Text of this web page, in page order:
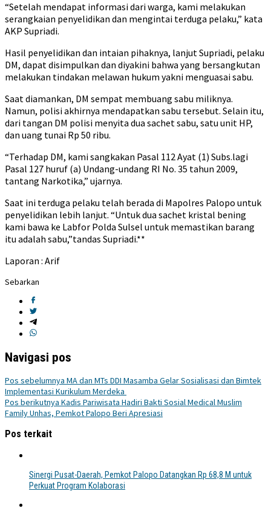
“Setelah mendapat informasi dari warga, kami melakukan
serangkaian penyelidikan dan mengintai terduga pelaku,” kata
AKP Supriadi.
Hasil penyelidikan dan intaian pihaknya, lanjut Supriadi, pelaku
DM, dapat disimpulkan dan diyakini bahwa yang bersangkutan
melakukan tindakan melawan hukum yakni menguasai sabu.
Saat diamankan, DM sempat membuang sabu miliknya.
Namun, polisi akhirnya mendapatkan sabu tersebut. Selain itu,
dari tangan DM polisi menyita dua sachet sabu, satu unit HP,
dan uang tunai Rp 50 ribu.
“Terhadap DM, kami sangkakan Pasal 112 Ayat (1) Subs.lagi
Pasal 127 huruf (a) Undang-undang RI No. 35 tahun 2009,
tantang Narkotika,” ujarnya.
Saat ini terduga pelaku telah berada di Mapolres Palopo untuk
penyelidikan lebih lanjut. “Untuk dua sachet kristal bening
kami bawa ke Labfor Polda Sulsel untuk memastikan barang
itu adalah sabu,”tandas Supriadi.**
Laporan : Arif
Sebarkan
Navigasi pos
Pos sebelumnya MA dan MTs DDI Masamba Gelar Sosialisasi dan Bimtek
Implementasi Kurikulum Merdeka
Pos berikutnya Kadis Pariwisata Hadiri Bakti Sosial Medical Muslim
Family Unhas, Pemkot Palopo Beri Apresiasi
Pos terkait
Sinergi Pusat-Daerah, Pemkot Palopo Datangkan Rp 68,8 M untuk
Perkuat Program Kolaborasi